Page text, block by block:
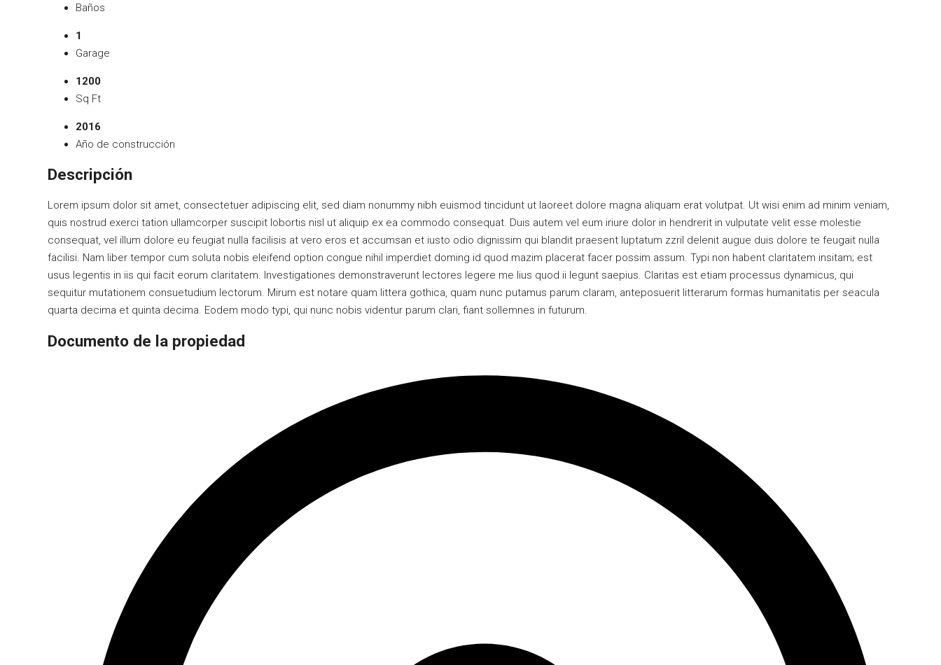
Baños
1
Garage
1200
Sq Ft
2016
Año de construcción
Descripción
Lorem ipsum dolor sit amet, consectetuer adipiscing elit, sed diam nonummy nibh euismod tincidunt ut laoreet dolore magna aliquam erat volutpat. Ut wisi enim ad minim veniam,
quis nostrud exerci tation ullamcorper suscipit lobortis nisl ut aliquip ex ea commodo consequat. Duis autem vel eum iriure dolor in hendrerit in vulputate velit esse molestie
consequat, vel illum dolore eu feugiat nulla facilisis at vero eros et accumsan et iusto odio dignissim qui blandit praesent luptatum zzril delenit augue duis dolore te feugait nulla
facilisi. Nam liber tempor cum soluta nobis eleifend option congue nihil imperdiet doming id quod mazim placerat facer possim assum. Typi non habent claritatem insitam; est
usus legentis in iis qui facit eorum claritatem. Investigationes demonstraverunt lectores legere me lius quod ii legunt saepius. Claritas est etiam processus dynamicus, qui
sequitur mutationem consuetudium lectorum. Mirum est notare quam littera gothica, quam nunc putamus parum claram, anteposuerit litterarum formas humanitatis per seacula
quarta decima et quinta decima. Eodem modo typi, qui nunc nobis videntur parum clari, fiant sollemnes in futurum.
Documento de la propiedad